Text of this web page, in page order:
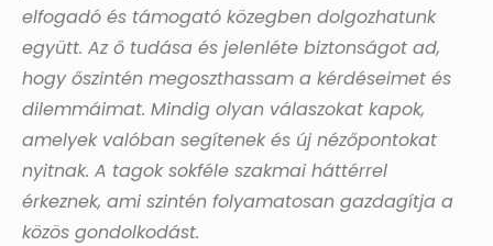
elfogadó és támogató közegben dolgozhatunk
együtt. Az ő tudása és jelenléte biztonságot ad,
hogy őszintén megoszthassam a kérdéseimet és
dilemmáimat. Mindig olyan válaszokat kapok,
amelyek valóban segítenek és új nézőpontokat
nyitnak. A tagok sokféle szakmai háttérrel
érkeznek, ami szintén folyamatosan gazdagítja a
közös gondolkodást.